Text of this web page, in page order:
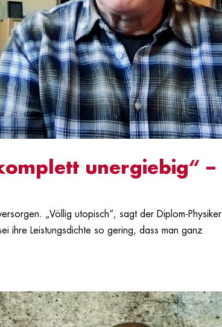
unergiebig“ –
„Völlig utopisch“, sagt der Diplom-Physiker
ihre Leistungsdichte so gering, dass man ganz